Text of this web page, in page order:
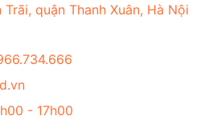
quận Thanh Xuân, Hà Nội
- 17h00